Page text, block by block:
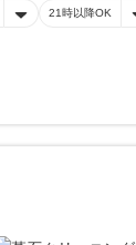
21時以降OK